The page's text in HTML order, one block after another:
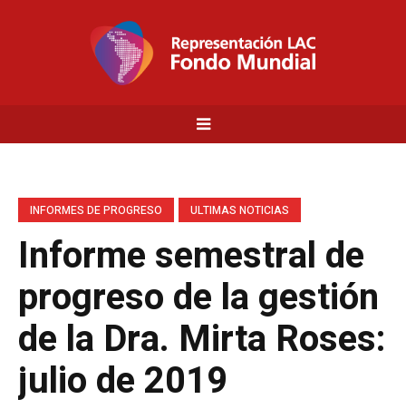
INFORMES DE PROGRESO ULTIMAS NOTICIAS
Informe semestral de
progreso de la gestión
de la Dra. Mirta Roses:
julio de 2019